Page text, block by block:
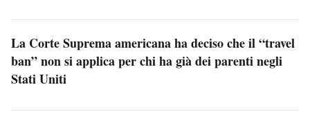
La Corte Suprema americana ha deciso che il “travel
ban” non si applica per chi ha già dei parenti negli
Stati Uniti